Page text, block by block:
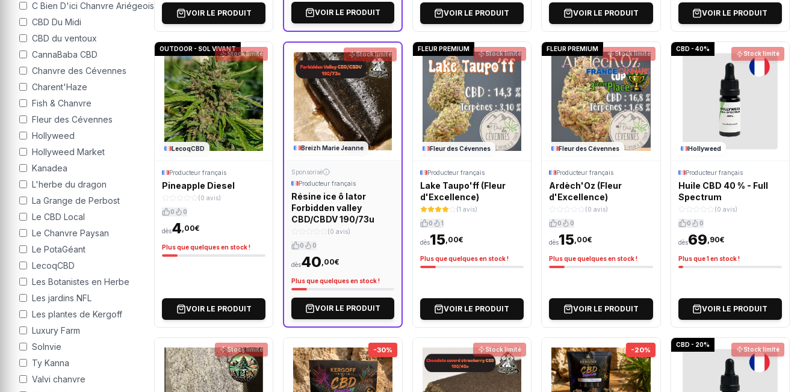
C Bien D'ici Chanvre Ariégeois
CBD Du Midi
CBD du ventoux
CannaBaba CBD
Chanvre des Cévennes
Charent'Haze
Fish & Chanvre
Fleur des Cévennes
Hollyweed
Hollyweed Market
Kanadea
L'herbe du dragon
La Grange de Perbost
Le CBD Local
Le Chanvre Paysan
Le PotaGéant
LecoqCBD
Les Botanistes en Herbe
Les jardins NFL
Les plantes de Kergoff
Luxury Farm
Solnvie
Ty Kanna
Valvi chanvre
VOIR LE PRODUIT VOIR LE PRODUIT VOIR LE PRODUIT VOIR LE PRODUIT VOIR LE PRODUIT
Stock limité
OUTDOOR - SOL VIVANT
LecoqCBD
Producteur français
Pineapple Diesel
(0 avis)
0
0
dès4 ,00€
Plus que quelques en stock !
VOIR LE PRODUIT
Stock limité
Breizh Marie Jeanne
Sponsorisé
Producteur français
Résine ice ô lator
Forbidden valley
CBD/CBDV 190/73u
(0 avis)
0
0
dès40 ,00€
Plus que quelques en stock !
VOIR LE PRODUIT
Stock limité
FLEUR PREMIUM
Fleur des Cévennes
Producteur français
Lake Taupo'ff (Fleur
d'Excellence)
(1 avis)
0
1
dès15,00€
Plus que quelques en stock !
VOIR LE PRODUIT
Stock limité
FLEUR PREMIUM
Fleur des Cévennes
Producteur français
Ardèch'Oz (Fleur
d'Excellence)
(0 avis)
0
0
dès15 ,00€
Plus que quelques en stock !
VOIR LE PRODUIT
Stock limité
CBD - 40%
Hollyweed
Producteur français
Huile CBD 40 % - Full
Spectrum
(0 avis)
0
0
dès69 ,90€
Plus que 1 en stock !
VOIR LE PRODUIT
Stock limité -30% Stock limité -20% Stock limité
CBD - 20%